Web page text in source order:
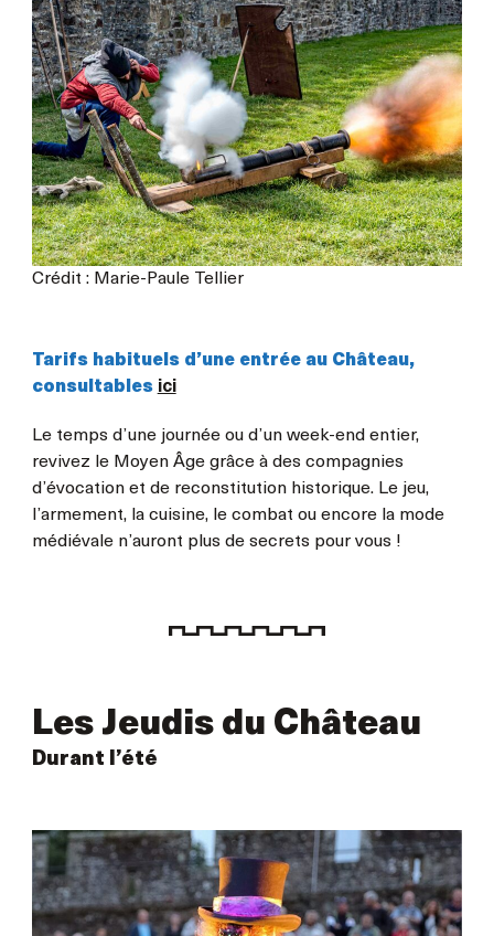
Crédit : Marie-Paule Tellier
Tarifs habituels d’une entrée au Château,
consultables ici
Le temps d’une journée ou d’un week-end entier,
revivez le Moyen Âge grâce à des compagnies
d’évocation et de reconstitution historique. Le jeu,
l’armement, la cuisine, le combat ou encore la mode
médiévale n’auront plus de secrets pour vous !
Les Jeudis du Château
Durant l’été